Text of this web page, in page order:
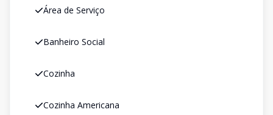
Área de Serviço
Banheiro Social
Cozinha
Cozinha Americana